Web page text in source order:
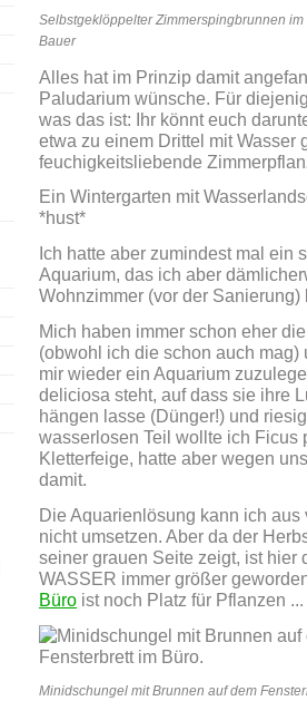
Selbstgeklöppelter Zimmerspingbrunnen
Bauer
Alles hat im Prinzip damit
Paludarium wünsche. Für
was das ist: Ihr könnt euch
etwa zu einem Drittel mit Wasser
feuchigkeitsliebende
Ein Wintergarten mit
*hust*
Ich hatte aber zumindest mal ein
Aquarium, das ich aber
Wohnzimmer (vor der
Mich haben immer schon eher
(obwohl ich die schon auch
mir wieder ein Aquarium
deliciosa steht, auf dass sie ihre
hängen lasse (Dünger!) und
wasserlosen Teil wollte ich Ficus
Kletterfeige, hatte aber wegen
damit.
Die Aquarienlösung kann ich
nicht umsetzen. Aber da der
seiner grauen Seite zeigt, ist hier
WASSER immer größer
Büro ist noch Platz für Pflanzen ...
Minidschungel mit Brunnen auf dem